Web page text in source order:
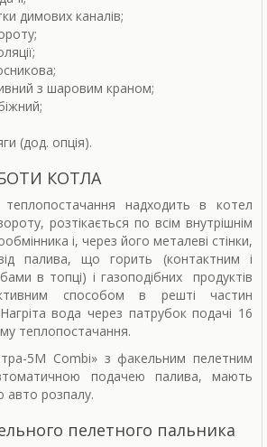
димових каналів;
з шаровим краном;
(дод. опція).
КОТЛА
надходить в котел
розтікається по всім внутрішнім
і, через його металеві стінки,
палива, що горить (контактним і
в топці) і газоподібних продуктів
способом в решті частин
вода через патрубок подачі 16
теплопостачання.
5М Combi» з факельним пелетним
подачею палива, мають
авто розпалу.
пелетного пальника